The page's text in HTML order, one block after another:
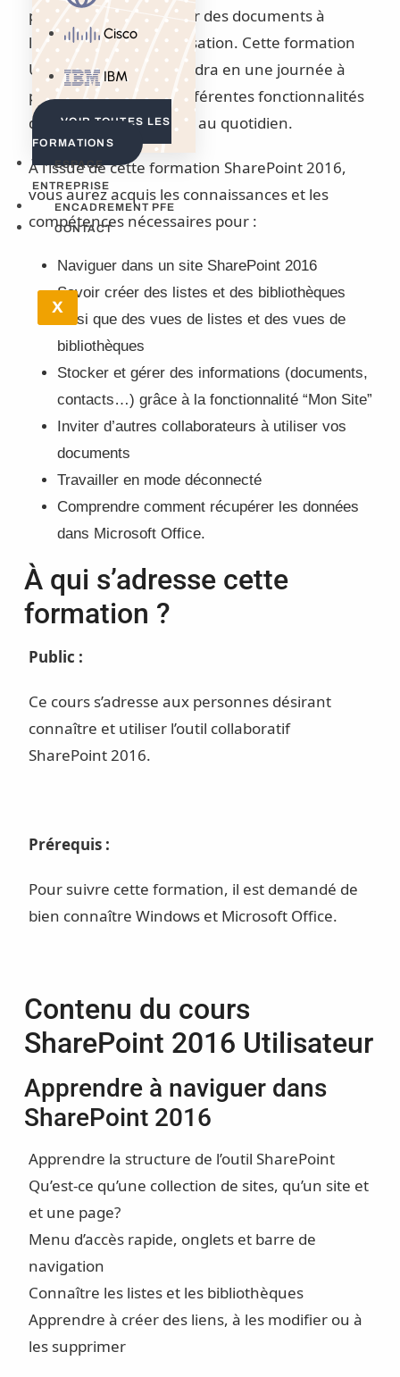
Cisco
IBM
VOIR TOUTES LES
FORMATIONS
ESPACE
ENTREPRISE
ENCADREMENT PFE
CONTACT
X
pour publier et partager des documents à
l’intérieur d’une organisation. Cette formation
Utilisateur vous apprendra en une journée à
prendre en main les différentes fonctionnalités
dont vous aurez besoin au quotidien.
À l’issue de cette formation SharePoint 2016,
vous aurez acquis les connaissances et les
compétences nécessaires pour :
Naviguer dans un site SharePoint 2016
Savoir créer des listes et des bibliothèques
ainsi que des vues de listes et des vues de
bibliothèques
Stocker et gérer des informations (documents,
contacts…) grâce à la fonctionnalité “Mon Site”
Inviter d’autres collaborateurs à utiliser vos
documents
Travailler en mode déconnecté
Comprendre comment récupérer les données
dans Microsoft Office.
À qui s’adresse cette
formation ?
Public :
Ce cours s’adresse aux personnes désirant
connaître et utiliser l’outil collaboratif
SharePoint 2016.
Prérequis :
Pour suivre cette formation, il est demandé de
bien connaître Windows et Microsoft Office.
Contenu du cours
SharePoint 2016 Utilisateur
Apprendre à naviguer dans
SharePoint 2016
Apprendre la structure de l’outil SharePoint
Qu’est-ce qu’une collection de sites, qu’un site et
et une page?
Menu d’accès rapide, onglets et barre de
navigation
Connaître les listes et les bibliothèques
Apprendre à créer des liens, à les modifier ou à
les supprimer